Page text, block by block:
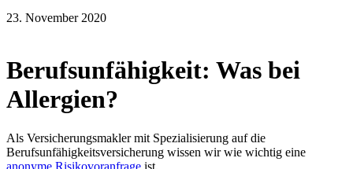
23. November 2020
Berufsunfähigkeit: Was bei
Allergien?
Als Versicherungsmakler mit Spezialisierung auf die
Berufsunfähigkeitsversicherung wissen wir wie wichtig eine
anonyme Risikovoranfrage ist.